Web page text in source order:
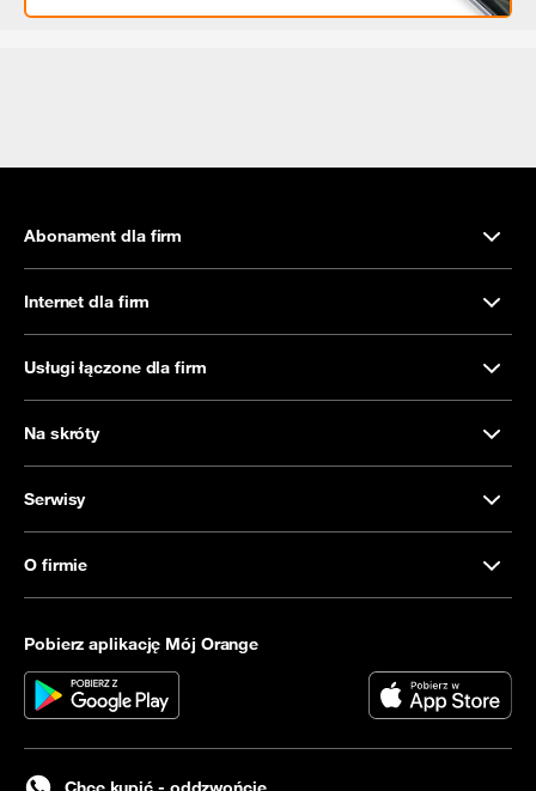
Abonament dla firm
Internet dla firm
Usługi łączone dla firm
Na skróty
Serwisy
O firmie
Pobierz aplikację Mój Orange